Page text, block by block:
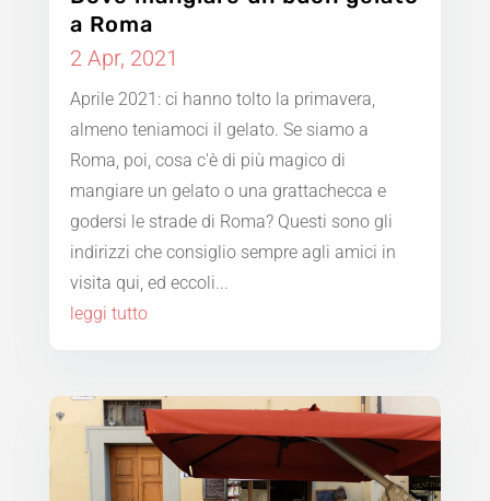
a Roma
2 Apr, 2021
Aprile 2021: ci hanno tolto la primavera,
almeno teniamoci il gelato. Se siamo a
Roma, poi, cosa c'è di più magico di
mangiare un gelato o una grattachecca e
godersi le strade di Roma? Questi sono gli
indirizzi che consiglio sempre agli amici in
visita qui, ed eccoli...
leggi tutto